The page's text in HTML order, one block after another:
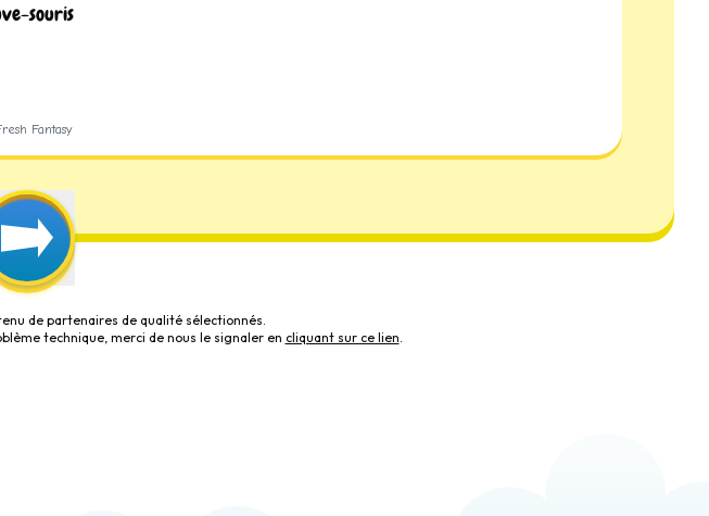
souris
Fantasy
de partenaires de qualité sélectionnés.
technique, merci de nous le signaler en cliquant sur ce lien.